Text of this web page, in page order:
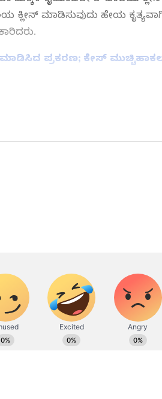
ಕ್ಲೀನ್ ಮಾಡಿಸುವುದು ಹೇಯ
ಪ್ರಕರಣ; ಕೇಸ್
ಶೌಚಾಲಯ ಕ್ಲೀನ್ ಮಾಡಿಸುತ್ತಿದ್ದಾರೆ
ನ್ಯೂಸ್ ಮಾನಿಟರಿಂಗ್ ಆಗಿ ಹಲವು
ರಾಯಚೂರು ಜಿಲ್ಲೆಯ ಜಾನೇಕಲ್